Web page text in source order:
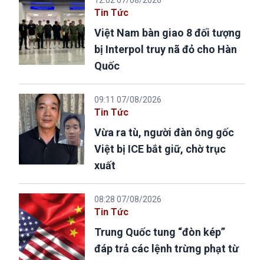
Tin Tức
Việt Nam bàn giao 8 đối tượng
bị Interpol truy nã đỏ cho Hàn
Quốc
09:11 07/08/2026
Tin Tức
Vừa ra tù, người đàn ông gốc
Việt bị ICE bắt giữ, chờ trục
xuất
08:28 07/08/2026
Tin Tức
Trung Quốc tung “đòn kép”
đáp trả các lệnh trừng phạt từ